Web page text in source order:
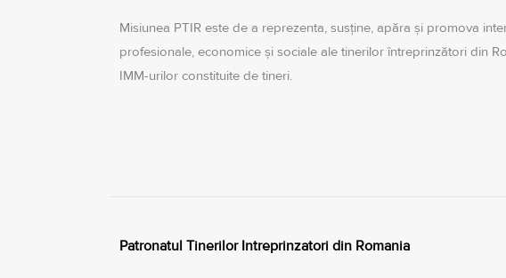
Misiunea PTIR este de a reprezenta, susţine, apăra şi promova
profesionale, economice şi sociale ale tinerilor întreprinzători din
IMM-urilor constituite de tineri.
Patronatul Tinerilor Intreprinzatori din Romania